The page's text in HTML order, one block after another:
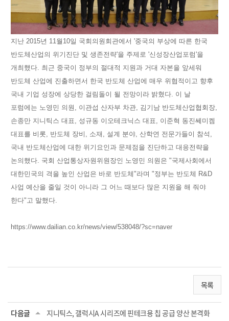
지난 2015년 11월10일 국회의원회관에서 '중국의 부상에 따른 한국
반도체산업의 위기진단 및 생존전략'을 주제로 '신성장산업포럼'을
개최했다. 최근 중국이 정부의 절대적 지원과 거대 자본을 앞세워
반도체 산업에 진출하면서 한국 반도체 산업에 매우 위협적이고 향후
국내 기업 성장에 상당한 걸림돌이 될 전망이라 밝혔다. 이 날
포럼에는 노영민 의원, 이관섭 산자부 차관, 김기남 반도체산업협회장,
손종만 지니틱스 대표, 성규동 이오테크닉스 대표, 이준혁 동진쎄미켐
대표를 비롯, 반도체 장비, 소재, 설계 분야, 산학연 전문가들이 참석,
국내 반도체산업에 대한 위기요인과 문제점을 진단하고 대응전략을
논의했다. 국회 산업통상자원위원장인 노영민 의원은 "국제사회에서
대한민국의 격을 높인 산업은 바로 반도체"라며 "정부는 반도체 R&D
사업 예산을 줄일 것이 아니라 그 어느 때보다 많은 지원을 해 줘야
한다"고 말했다.
https://www.dailian.co.kr/news/view/538048/?sc=naver
목록
다음글 지니틱스, 갤럭시A 시리즈에 핀테크용 칩 공급 양산 본격화